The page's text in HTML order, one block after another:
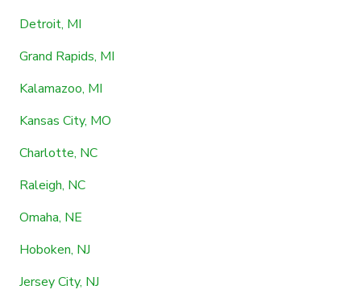
Detroit, MI
Grand Rapids, MI
Kalamazoo, MI
Kansas City, MO
Charlotte, NC
Raleigh, NC
Omaha, NE
Hoboken, NJ
Jersey City, NJ